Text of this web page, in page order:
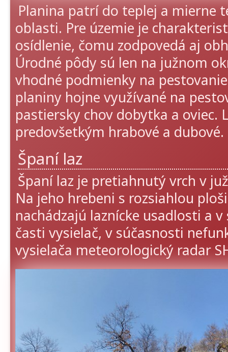
Planina patrí do teplej a mierne
oblasti. Pre územie je
osídlenie, čomu zodpovedá aj
Úrodné pôdy sú len na južnom
vhodné podmienky na
planiny hojne využívané na
pastiersky chov dobytka a oviec.
predovšetkým hrabové a dubové.
Španí laz
Španí laz je pretiahnutý vrch v
Na jeho hrebeni s rozsiahlou
nachádzajú laznícke usadlosti a
časti vysielač, v súčasnosti
vysielača meteorologický radar